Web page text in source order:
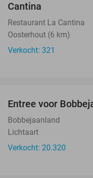
Cantina
Restaurant La Cantina
Oosterhout (6 km)
Verkocht: 321
Entree voor
Bobbejaanland
Lichtaart
Verkocht: 20.320